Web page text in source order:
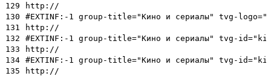
129
http://
130
#EXTINF:-1 group-title="Кино и сериалы" tvg-
131
http://
132
#EXTINF:-1 group-title="Кино и сериалы" tvg-
133
http://
134 #EXTINF:-1 group-title="Кино и сериалы" tvg-
135
http://